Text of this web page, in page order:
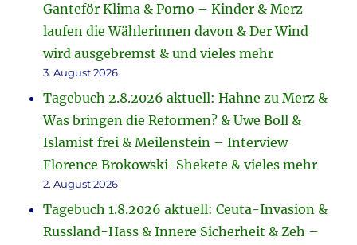
Ganteför Klima & Porno – Kinder & Merz
laufen die Wählerinnen davon & Der Wind
wird ausgebremst & und vieles mehr
3. August 2026
Tagebuch 2.8.2026 aktuell: Hahne zu Merz &
Was bringen die Reformen? & Uwe Boll &
Islamist frei & Meilenstein – Interview
Florence Brokowski-Shekete & vieles mehr
2. August 2026
Tagebuch 1.8.2026 aktuell: Ceuta-Invasion &
Russland-Hass & Innere Sicherheit & Zeh –